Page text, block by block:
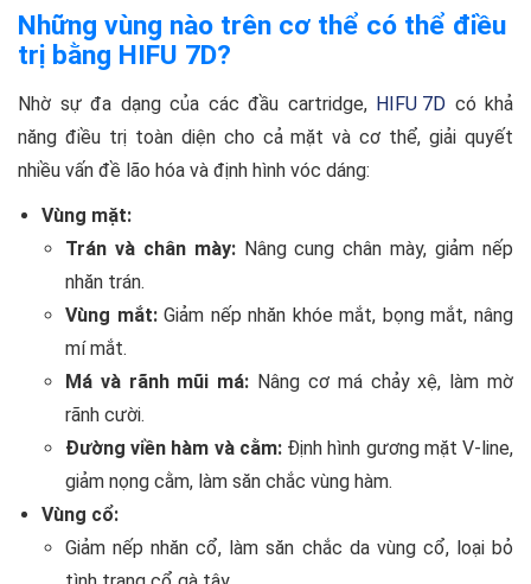
Những vùng nào trên cơ thể có thể điều
trị bằng HIFU 7D?
Nhờ sự đa dạng của các đầu cartridge, HIFU 7D có khả
năng điều trị toàn diện cho cả mặt và cơ thể, giải quyết
nhiều vấn đề lão hóa và định hình vóc dáng:
Vùng mặt:
Trán và chân mày:Nâng cung chân mày, giảm nếp
nhăn trán.
Vùng mắt:Giảm nếp nhăn khóe mắt, bọng mắt, nâng
mí mắt.
Má và rãnh mũi má: Nâng cơ má chảy xệ, làm mờ
rãnh cười.
Đường viền hàm và cằm:Định hình gương mặt V-line,
giảm nọng cằm, làm săn chắc vùng hàm.
Vùng cổ:
Giảm nếp nhăn cổ, làm săn chắc da vùng cổ, loại bỏ